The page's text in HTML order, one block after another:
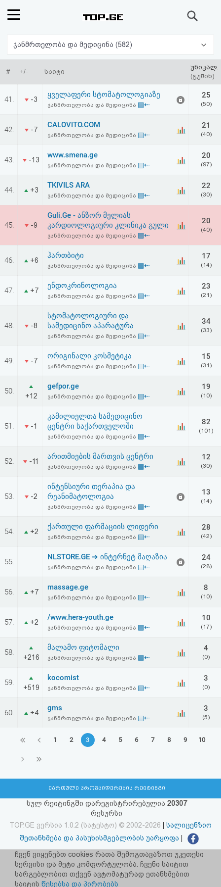
რეიტინგი
(მთავარი)
ფოსტა
პასუხი
ავტორიზაცია
რეგისტრაცია
პაროლის
აღდგენა
HTML
სალიცენზიო
შეთანხმება
პასუხისმგებლობის
ჯანმრთელობა და მედიცინა (582)
# +/- საიტი
უნიკალ.
(გუშინ)
41. -3
ყველაფერი სტომატოლოგიაზე
ჯანმრთელობა და მედიცინა ▤⇠
25
(50)
42. -7
CALOVITO.COM
ჯანმრთელობა და მედიცინა ▤⇠
21
(40)
43. -13
www.smena.ge
ჯანმრთელობა და მედიცინა ▤⇠
20
(97)
44. +3
TKIVILS ARA
ჯანმრთელობა და მედიცინა ▤⇠
22
(30)
45. -9
Guli.Ge - ანზორ მელიას
კარდიოლოგიური კლინიკა გული
ჯანმრთელობა და მედიცინა ▤⇠
20
(40)
46. +6
ჰართბიტი
ჯანმრთელობა და მედიცინა ▤⇠
17
(14)
47. +7
ენდოკრინოლოგია
ჯანმრთელობა და მედიცინა ▤⇠
23
(21)
48. -8
სტომატოლოგიური და
სამედიცინო აპარატურა
ჯანმრთელობა და მედიცინა ▤⇠
34
(33)
49. -7
ორიგინალი კოსმეტიკა
ჯანმრთელობა და მედიცინა ▤⇠
15
(31)
50.
+12
gefpor.ge
ჯანმრთელობა და მედიცინა ▤⇠
19
(10)
51. -1
კამილიელთა სამედიცინო
ცენტრი საქართველოში
ჯანმრთელობა და მედიცინა ▤⇠
82
(101)
52. -11
არითმიების მართვის ცენტრი
ჯანმრთელობა და მედიცინა ▤⇠
12
(30)
53. -2
ინტენსიური თერაპია და
რეანიმატოლოგია
ჯანმრთელობა და მედიცინა ▤⇠
13
(14)
54. +2
ქართული ფარმაციის ლიდერი
ჯანმრთელობა და მედიცინა ▤⇠
28
(42)
55.
NLSTORE.GE ➔ ინტერნეტ მაღაზია
ჯანმრთელობა და მედიცინა ▤⇠
24
(28)
56. +7
massage.ge
ჯანმრთელობა და მედიცინა ▤⇠
8
(10)
57. +2
/www.hera-youth.ge
ჯანმრთელობა და მედიცინა ▤⇠
10
(17)
58.
+216
მალამო ფიტომალი
ჯანმრთელობა და მედიცინა ▤⇠
4
(0)
59.
+519
kocomist
ჯანმრთელობა და მედიცინა ▤⇠
3
(0)
60. +4
gms
ჯანმრთელობა და მედიცინა ▤⇠
3
(5)
1 2 3 4 5 6 7 8 9 10
ქართული პროვაიდერების რეიტინგი
სულ რეიტინგში დარეგისტრირებულია 20307
რესურსი
TOP.GE ვერსია 1.0.2 (სატესტო) © 2002-2026
სალიცენზიო
შეთანხმება და პასუხისმგებლობის უარყოფა
facebook.com/TOP.GE
იხილეთ TOP.GE - ის ძველი ვერსია ბმულზე
ჩვენ ვიყენებთ cookies რათა შემოგთავაზოთ უკეთესი
სერვისი და მეტი კომფორტულობა. ჩვენი საიტით
სარგებლობით თქვენ ავტომატურად ეთანხმებით
საიტის წესებსა და პირობებს